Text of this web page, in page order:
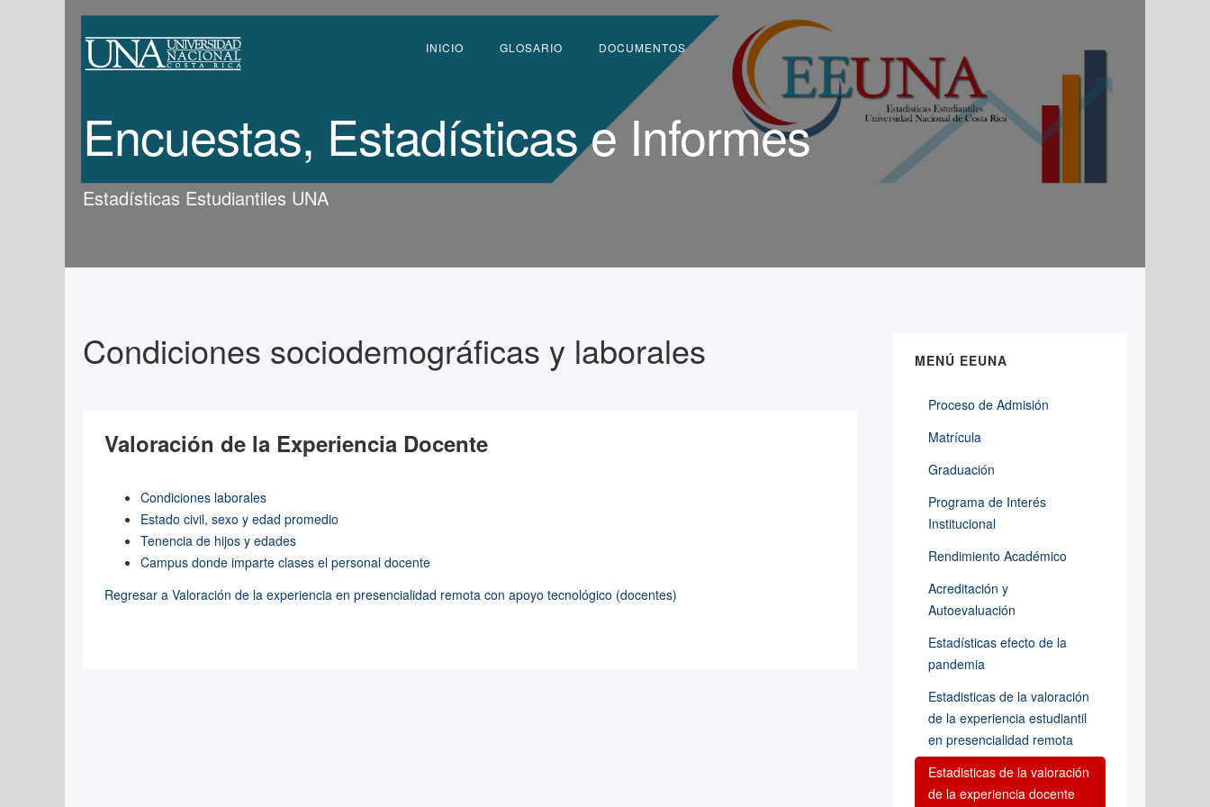
INICIO GLOSARIO DOCUMENTOS
Encuestas, Estadísticas e Informes
Estadísticas Estudiantiles UNA
Condiciones sociodemográficas y laborales
Valoración de la Experiencia Docente
Condiciones laborales
Estado civil, sexo y edad promedio
Tenencia de hijos y edades
Campus donde imparte clases el personal docente
Regresar a Valoración de la experiencia en presencialidad remota con apoyo tecnológico (docentes)
MENÚ EEUNA
Proceso de Admisión
Matrícula
Graduación
Programa de Interés
Institucional
Rendimiento Académico
Acreditación y
Autoevaluación
Estadísticas efecto de la
pandemia
Estadisticas de la valoración
de la experiencia estudiantil
en presencialidad remota
Estadisticas de la valoración
de la experiencia docente